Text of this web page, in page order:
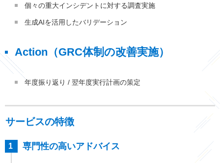
個々の重大インシデントに対する調査実施
生成AIを活用したバリデーション
Action（GRC体制の改善実施）
年度振り返り / 翌年度実行計画の策定
サービスの特徴
専門性の高いアドバイス